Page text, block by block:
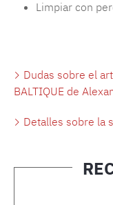
Limpiar con
Dudas sobre el
BALTIQUE de
Detalles sobre la